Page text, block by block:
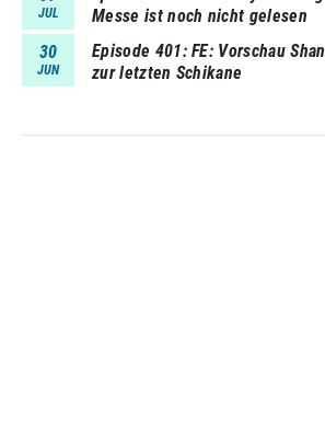
JUL
Messe ist noch nicht gelesen
30
JUN
Episode 401 FE: Vorschau
zur letzten Schikane